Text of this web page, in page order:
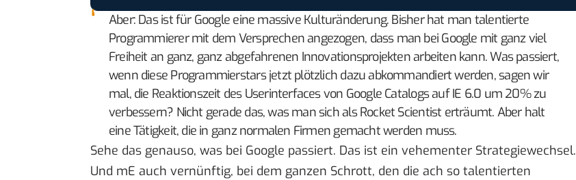
Aber: Das ist für Google eine massive Kulturänderung. Bisher hat man talentierte
Programmierer mit dem Versprechen angezogen, dass man bei Google mit ganz viel
Freiheit an ganz, ganz abgefahrenen Innovationsprojekten arbeiten kann. Was passiert,
wenn diese Programmierstars jetzt plötzlich dazu abkommandiert werden, sagen wir
mal, die Reaktionszeit des Userinterfaces von Google Catalogs auf IE 6.0 um 20% zu
verbessern? Nicht gerade das, was man sich als Rocket Scientist erträumt. Aber halt
eine Tätigkeit, die in ganz normalen Firmen gemacht werden muss.
Sehe das genauso, was bei Google passiert. Das ist ein vehementer Strategiewechsel.
Und mE auch vernünftig, bei dem ganzen Schrott, den die ach so talentierten